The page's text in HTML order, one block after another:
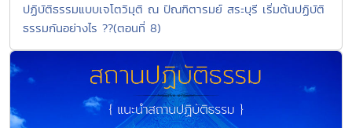
ปฏิบัติธรรมแบบเจโตวิมุติ ณ ปัณฑิตารมย์ สระบุรี เริ่มต้นปฏิบัติ
ธรรมกันอย่างไร ??(ตอนที่ 8)